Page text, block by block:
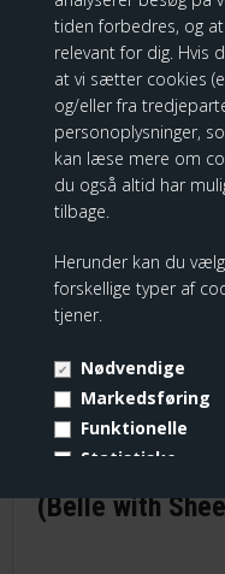
tiden forbedres, og
relevant for dig. Hvis
at vi sætter cookies
og/eller fra
personoplysninger,
kan læse mere om
du også altid har
tilbage.
Herunder kan du
forskellige typer af
tjener.
Nødvendige
Markedsføring
Funktionelle
Statistiske
Vis cookie detaljer
Be Bold (Ariel Figur)
469,00 DKK
Disney
(Belle with